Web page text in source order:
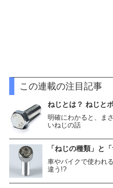
この連載の注目記事
ねじとは？ ねじと
明確にわかると、ま
いねじの話
「ねじの種類」と
車やバイクで使われ
違う!?